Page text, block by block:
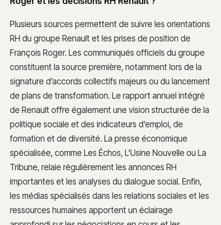
Plusieurs sources permettent de suivre les orientations
RH du groupe Renault et les prises de position de
François Roger. Les communiqués officiels du groupe
constituent la source première, notamment lors de la
signature d’accords collectifs majeurs ou du lancement
de plans de transformation. Le rapport annuel intégré
de Renault offre également une vision structurée de la
politique sociale et des indicateurs d’emploi, de
formation et de diversité. La presse économique
spécialisée, comme Les Échos, L’Usine Nouvelle ou La
Tribune, relaie régulièrement les annonces RH
importantes et les analyses du dialogue social. Enfin,
les médias spécialisés dans les relations sociales et les
ressources humaines apportent un éclairage